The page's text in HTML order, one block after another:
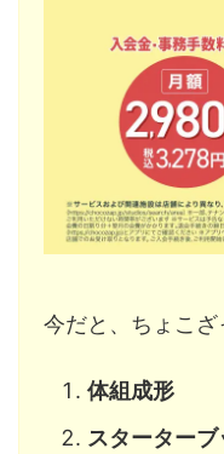
今だと、ちょこ
体組成形
スターターブ